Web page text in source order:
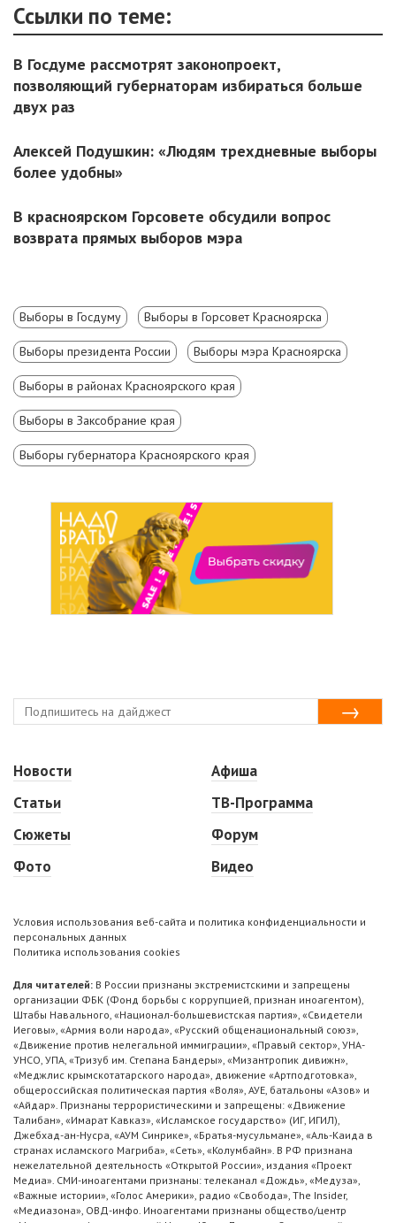
Ссылки по теме:
В Госдуме рассмотрят законопроект,
позволяющий губернаторам избираться больше
двух раз
Алексей Подушкин: «Людям трехдневные выборы
более удобны»
В красноярском Горсовете обсудили вопрос
возврата прямых выборов мэра
Выборы в Госдуму Выборы в Горсовет Красноярска
Выборы президента России Выборы мэра Красноярска
Выборы в районах Красноярского края
Выборы в Заксобрание края
Выборы губернатора Красноярского края
Новости
Статьи
Сюжеты
Фото
Афиша
ТВ-Программа
Форум
Видео
Условия использования веб-сайта и политика конфиденциальности и
персональных данных
Политика использования cookies
Для читателей: В России признаны экстремистскими и запрещены
организации ФБК (Фонд борьбы с коррупцией, признан иноагентом),
Штабы Навального, «Национал-большевистская партия», «Свидетели
Иеговы», «Армия воли народа», «Русский общенациональный союз»,
«Движение против нелегальной иммиграции», «Правый сектор», УНА-
УНСО, УПА, «Тризуб им. Степана Бандеры», «Мизантропик дивижн»,
«Меджлис крымскотатарского народа», движение «Артподготовка»,
общероссийская политическая партия «Воля», АУЕ, батальоны «Азов» и
«Айдар». Признаны террористическими и запрещены: «Движение
Талибан», «Имарат Кавказ», «Исламское государство» (ИГ, ИГИЛ),
Джебхад-ан-Нусра, «АУМ Синрике», «Братья-мусульмане», «Аль-Каида в
странах исламского Магриба», «Сеть», «Колумбайн». В РФ признана
нежелательной деятельность «Открытой России», издания «Проект
Медиа». СМИ-иноагентами признаны: телеканал «Дождь», «Медуза»,
«Важные истории», «Голос Америки», радио «Свобода», The Insider,
«Медиазона», ОВД-инфо. Иноагентами признаны общество/центр